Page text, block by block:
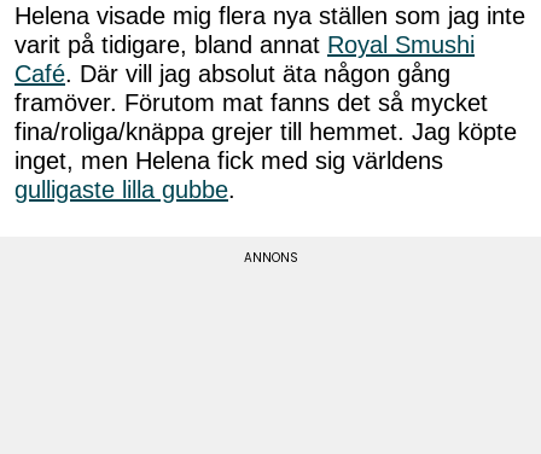
Helena visade mig flera nya ställen som jag inte
varit på tidigare, bland annat Royal Smushi
Café. Där vill jag absolut äta någon gång
framöver. Förutom mat fanns det så mycket
fina/roliga/knäppa grejer till hemmet. Jag köpte
inget, men Helena fick med sig världens
gulligaste lilla gubbe.